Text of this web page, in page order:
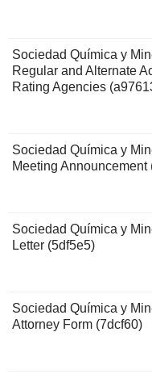
Sociedad Química y
Regular and Alternate
Rating Agencies
Sociedad Química y
Meeting Announcement
Sociedad Química y
Letter (5df5e5)
Sociedad Química y
Attorney Form (7dcf60)